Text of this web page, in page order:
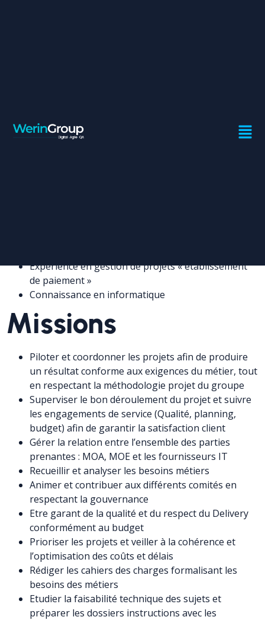
PAIEMENT
Expérience en gestion de projets « établissement
de paiement »
Connaissance en informatique
Missions
Piloter et coordonner les projets afin de produire
un résultat conforme aux exigences du métier, tout
en respectant la méthodologie projet du groupe
Superviser le bon déroulement du projet et suivre
les engagements de service (Qualité, planning,
budget) afin de garantir la satisfaction client
Gérer la relation entre l’ensemble des parties
prenantes : MOA, MOE et les fournisseurs IT
Recueillir et analyser les besoins métiers
Animer et contribuer aux différents comités en
respectant la gouvernance
Etre garant de la qualité et du respect du Delivery
conformément au budget
Prioriser les projets et veiller à la cohérence et
l’optimisation des coûts et délais
Rédiger les cahiers des charges formalisant les
besoins des métiers
Etudier la faisabilité technique des sujets et
préparer les dossiers instructions avec les